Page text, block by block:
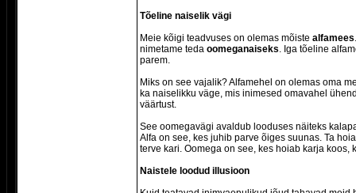
Tõeline naiselik vägi
Meie kõigi teadvuses on olemas mõiste alfamees
nimetame teda oomeganaiseks. Iga tõeline
parem.
Miks on see vajalik? Alfamehel on olemas oma
ka naiselikku väge, mis inimesed omavahel
väärtust.
See oomegavägi avaldub looduses näiteks
Alfa on see, kes juhib parve õiges suunas. Ta
terve kari. Oomega on see, kes hoiab karja
Naistele loodud illusioon